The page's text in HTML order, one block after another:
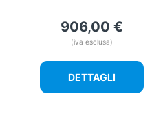
906,00 €
(iva esclusa)
DETTAGLI